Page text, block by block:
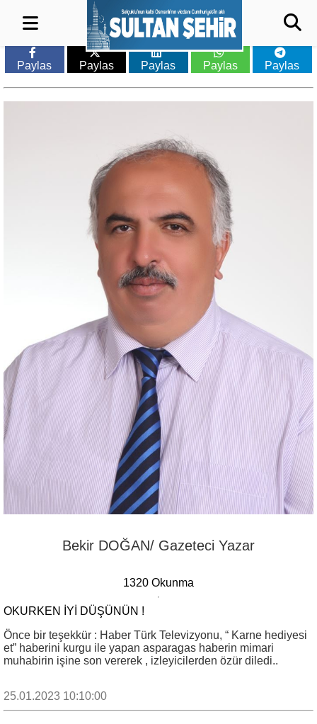
Paylas Paylas Paylas Paylas Paylas
Bekir DOĞAN/ Gazeteci Yazar
1320 Okunma
OKURKEN IYI DÜŞÜNÜN !
Önce bir teşekkür : Haber Türk Televizyonu, “ Karne hediyesi
et” haberini kurgu ile yapan asparagas haberin mimari
muhabirin işine son vererek , izleyicilerden özür diledi..
25.01.2023 10:10:00